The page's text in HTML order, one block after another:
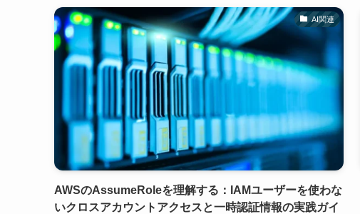
AI関連
AWSのAssumeRoleを理解する：IAMユーザーを使わな
いクロスアカウントアクセスと一時認証情報の実践ガイ